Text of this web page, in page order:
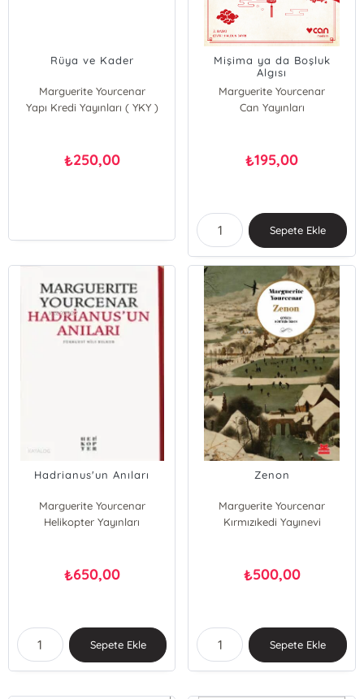
Rüya ve Kader
Marguerite Yourcenar
Yapı Kredi Yayınları ( YKY )
₺250,00
Mişima ya da Boşluk
Algısı
Marguerite Yourcenar
Can Yayınları
₺195,00
Sepete Ekle
Hadrianus'un Anıları
Marguerite Yourcenar
Helikopter Yayınları
₺650,00
Sepete Ekle
Zenon
Marguerite Yourcenar
Kırmızıkedi Yayınevi
₺500,00
Sepete Ekle